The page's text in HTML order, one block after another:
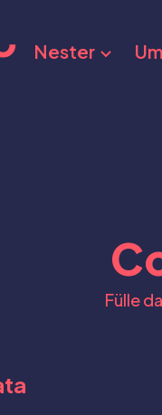
Nester
Fülle